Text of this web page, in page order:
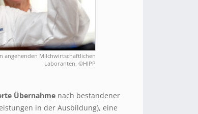
angehenden Milchwirtschaftlichen
Laboranten. ©HIPP
Übernahme nach bestandener
in der Ausbildung), eine